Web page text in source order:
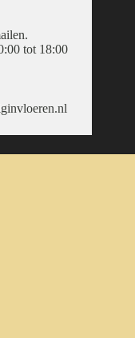
tot 18:00